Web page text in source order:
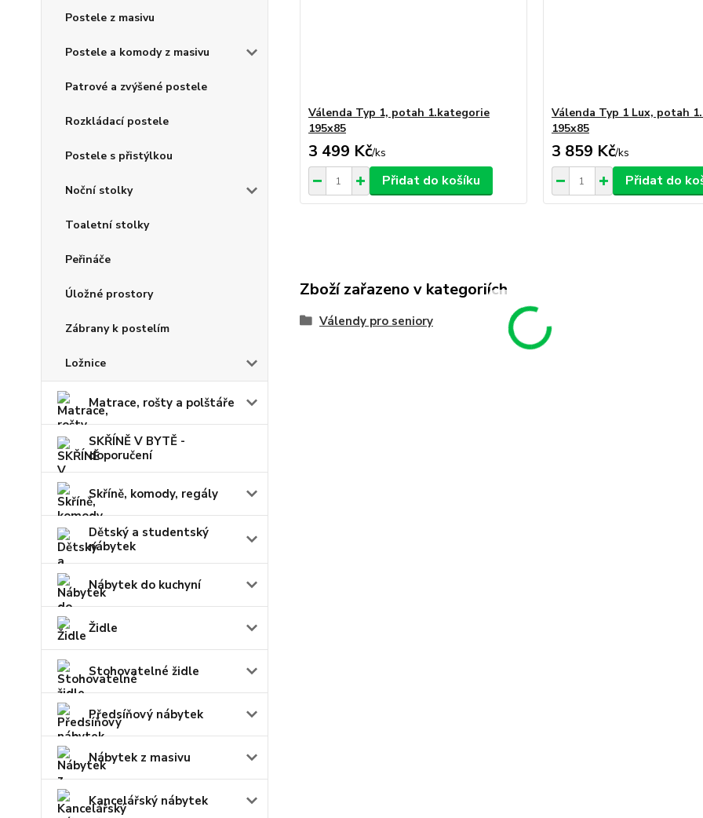
Postele z masivu
Postele a komody z masivu
Patrové a zvýšené postele
Rozkládací postele
Postele s přistýlkou
Noční stolky
Toaletní stolky
Peřináče
Úložné prostory
Zábrany k postelím
Ložnice
Matrace, rošty a polštáře
SKŘÍNĚ V BYTĚ -
doporučení
Skříně, komody, regály
Dětský a studentský
nábytek
Nábytek do kuchyní
Židle
Stohovatelné židle
Předsíňový nábytek
Nábytek z masivu
Kancelářský nábytek
Válenda Typ 1, potah 1.kategorie
195x85
3 499 Kč/ks
Přidat do košíku
Válenda Typ 1 Lux, potah
195x85
3 859 Kč/ks
Přidat do
Zboží zařazeno v kategoriích
Válendy pro seniory